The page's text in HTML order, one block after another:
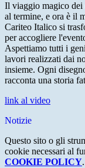
Il viaggio magico
al termine, e ora è il
Cariteo Italico si
per accogliere
Aspettiamo tutti i
lavori realizzati dai
insieme. Ogni
racconta una storia
link al video
Notizie
Questo sito o gli
cookie necessari al
COOKIE POLICY.